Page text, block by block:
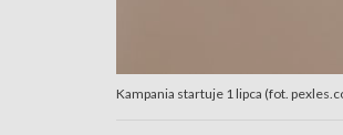
Kampania startuje 1 lipca (fot.